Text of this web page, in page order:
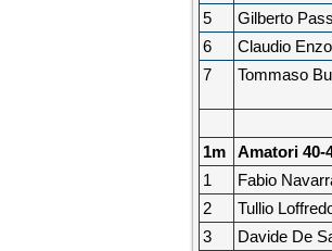
5 Gilberto
6
Claudio
7
Tommaso
1m
Amatori 40-
1
Fabio
2
Tullio
3
Davide De